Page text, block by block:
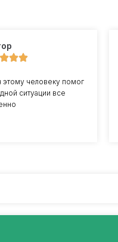
этому человеку помог
ситуации все